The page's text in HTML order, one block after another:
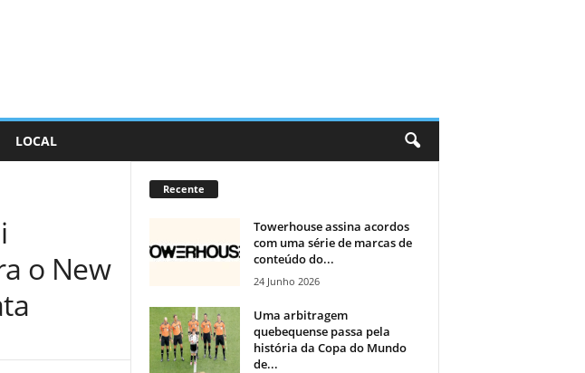
LOCAL
o New
Recente
Towerhouse assina acordos
com uma série de marcas de
conteúdo do...
24 Junho 2026
Uma arbitragem
quebequense passa pela
história da Copa do Mundo
de...